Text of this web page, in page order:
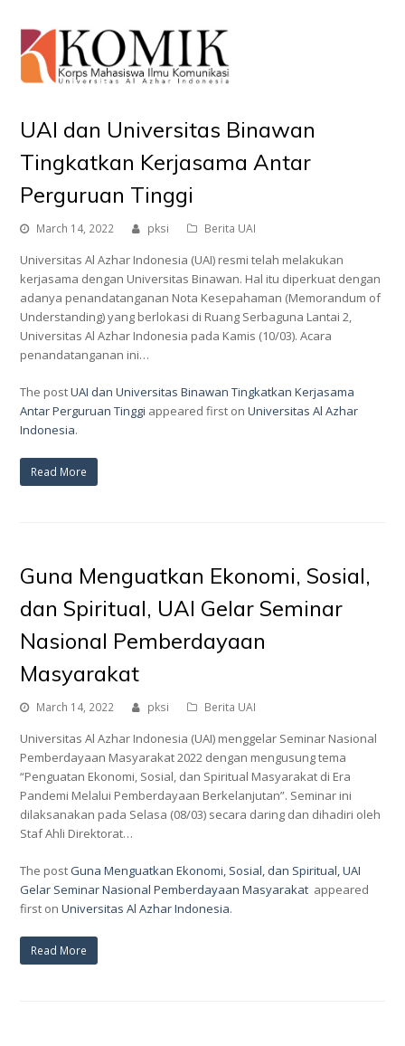
UAI dan Universitas Binawan
Tingkatkan Kerjasama Antar
Perguruan Tinggi
March 14, 2022 pksi Berita UAI
Universitas Al Azhar Indonesia (UAI) resmi telah melakukan
kerjasama dengan Universitas Binawan. Hal itu diperkuat dengan
adanya penandatanganan Nota Kesepahaman (Memorandum of
Understanding) yang berlokasi di Ruang Serbaguna Lantai 2,
Universitas Al Azhar Indonesia pada Kamis (10/03). Acara
penandatanganan ini…
The postUAI dan Universitas Binawan Tingkatkan Kerjasama
Antar Perguruan Tinggi appeared first onUniversitas Al Azhar
Indonesia.
Read More
Guna Menguatkan Ekonomi, Sosial,
dan Spiritual, UAI Gelar Seminar
Nasional Pemberdayaan
Masyarakat
March 14, 2022 pksi Berita UAI
Universitas Al Azhar Indonesia (UAI) menggelar Seminar Nasional
Pemberdayaan Masyarakat 2022 dengan mengusung tema
“Penguatan Ekonomi, Sosial, dan Spiritual Masyarakat di Era
Pandemi Melalui Pemberdayaan Berkelanjutan”. Seminar ini
dilaksanakan pada Selasa (08/03) secara daring dan dihadiri oleh
Staf Ahli Direktorat…
The postGuna Menguatkan Ekonomi, Sosial, dan Spiritual, UAI
Gelar Seminar Nasional Pemberdayaan Masyarakat appeared
first onUniversitas Al Azhar Indonesia.
Read More